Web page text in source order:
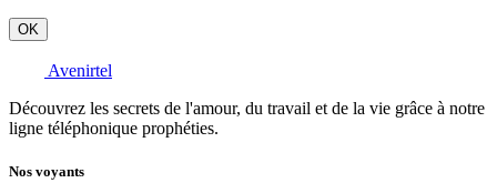
OK
Avenirtel
Découvrez les secrets de l'amour, du travail et de la vie grâce à notre
ligne téléphonique prophéties.
Nos voyants